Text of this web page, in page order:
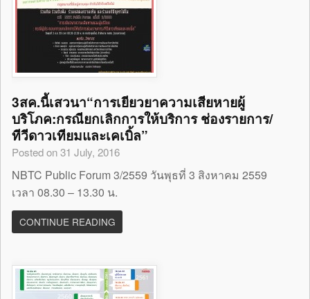
3สค.นี้เสวนา“การเยียวยาความเสียหายผู้
บริโภค:กรณียกเลิกการให้บริการ ช่องรายการ/
ทีวีดาวเทียมและเคเบิ้ล”
Posted on 31 July, 2016
NBTC Public Forum 3/2559 วันพุธที่ 3 สิงหาคม 2559
เวลา 08.30 – 13.30 น.
CONTINUE READING